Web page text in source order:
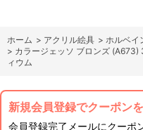
ホーム > アクリル絵具 > ホルベイ
> カラージェッソ ブロンズ
ィウム
新規会員登録でクーポン
会員登録完了メールにクーポ